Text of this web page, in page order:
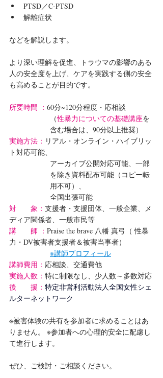
PTSD／C-PTSD
解離症状
などを解説します。
より深い理解を促進、トラウマの影響のある
人の安全度を上げ、ケアを実践する側の安全
も高めることが目的です。
所要時間 ： 60分~120分程度・応相談
（性暴力についての基礎講座を
含む場合は、90分以上推奨）
実施方法： リアル・オンライン・ハイブリッ
ト対応可能、
アーカイブ公開対応可能、一部
を除き資料配布可能（コピー転
用不可）、
全国出張可能
対　　象： 支援者・支援団体、一般企業、メ
ディア関係者、一般市民等
講　　師 ： Praise the brave 八幡 真弓（ 性暴
力・DV被害者支援者＆被害当事者）
※講師プロフィール
講師費用： 応相談、交通費他
実施人数： 特に制限なし、少人数～多数対応
後　　援： 特定非営利活動法人全国女性シェ
ルターネットワーク
※被害体験の共有を参加者に求めることはあ
りません。 ※参加者への心理的安全に配慮し
て進行します。
ぜひ、ご検討・ご相談ください。